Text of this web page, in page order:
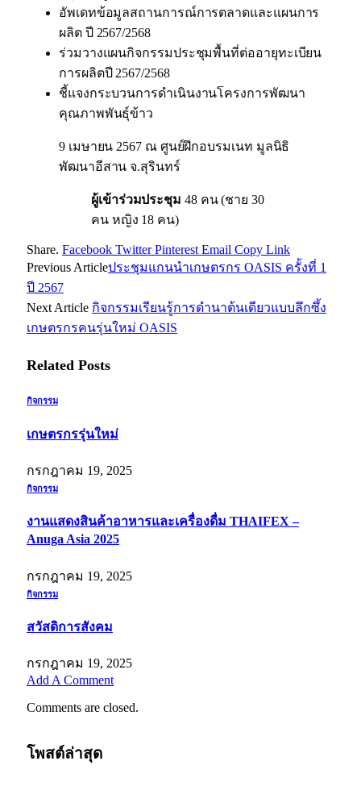
อัพเดทข้อมูลสถานการณ์การตลาดและแผนการ
ผลิต ปี 2567/2568
ร่วมวางแผนกิจกรรมประชุมพื้นที่ต่ออายุทะเบียน
การผลิตปี 2567/2568
ชี้แจงกระบวนการดำเนินงานโครงการพัฒนา
คุณภาพพันธุ์ข้าว
9 เมษายน 2567 ณ ศูนย์ฝึกอบรมเนท มูลนิธิ
พัฒนาอีสาน จ.สุรินทร์
ผู้เข้าร่วมประชุม 48 คน (ชาย 30
คน หญิง 18 คน)
Share. Facebook Twitter Pinterest Email Copy Link
Previous Articleประชุมแกนนำเกษตรกร OASIS ครั้งที่ 1
ปี 2567
Next Article กิจกรรมเรียนรู้การดำนาต้นเดียวแบบลึกซึ้ง
เกษตรกรคนรุ่นใหม่ OASIS
Related Posts
กิจกรรม
เกษตรกรรุ่นใหม่
กรกฎาคม 19, 2025
กิจกรรม
งานแสดงสินค้าอาหารและเครื่องดื่ม THAIFEX –
Anuga Asia 2025
กรกฎาคม 19, 2025
กิจกรรม
สวัสดิการสังคม
กรกฎาคม 19, 2025
Add A Comment
Comments are closed.
โพสต์ล่าสุด